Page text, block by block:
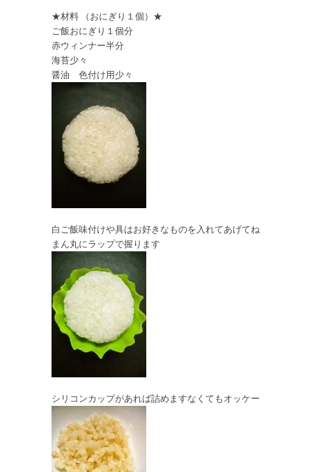
★材料 （おにぎり１個）★
ご飯おにぎり１個分
赤ウィンナー半分
海苔少々
醤油 色付け用少々
白ご飯味付けや具はお好きなものを入れてあげてね
まん丸にラップで握ります
シリコンカップがあれば詰めますなくてもオッケー